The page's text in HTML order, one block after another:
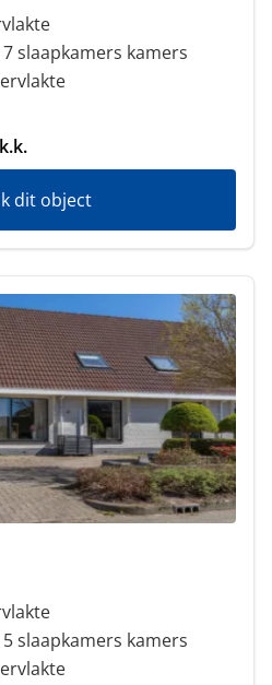
slaapkamers kamers
dit object
slaapkamers kamers